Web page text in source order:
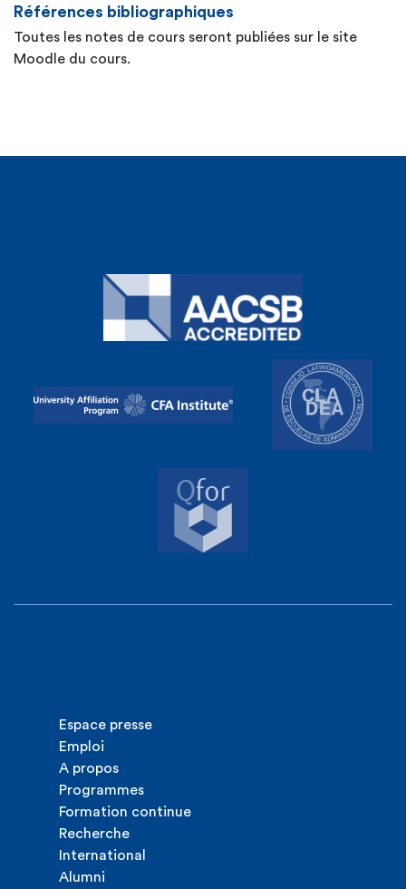
Références bibliographiques
Toutes les notes de cours seront publiées sur le site
Moodle du cours.
Espace presse
Emploi
A propos
Programmes
Formation continue
Recherche
International
Alumni